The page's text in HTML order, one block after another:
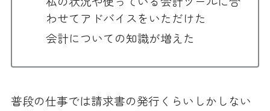
わせてアドバイスをいただけた
会計についての知識が増えた
普段の仕事では請求書の発行くらいしかしない